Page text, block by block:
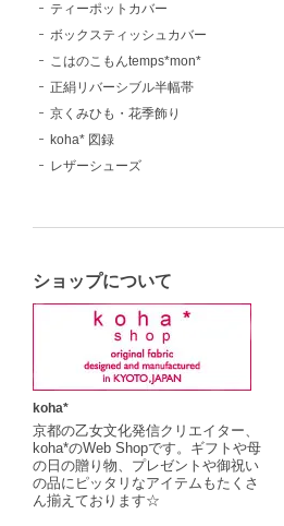
ティーポットカバー
ボックスティッシュカバー
こはのこもんtemps*mon*
正絹リバーシブル半幅帯
京くみひも・花季飾り
koha* 図録
レザーシューズ
ショップについて
koha*
京都の乙女文化発信クリエイター、
koha*のWeb Shopです。ギフトや母
の日の贈り物、プレゼントや御祝い
の品にピッタリなアイテムもたくさ
ん揃えております☆